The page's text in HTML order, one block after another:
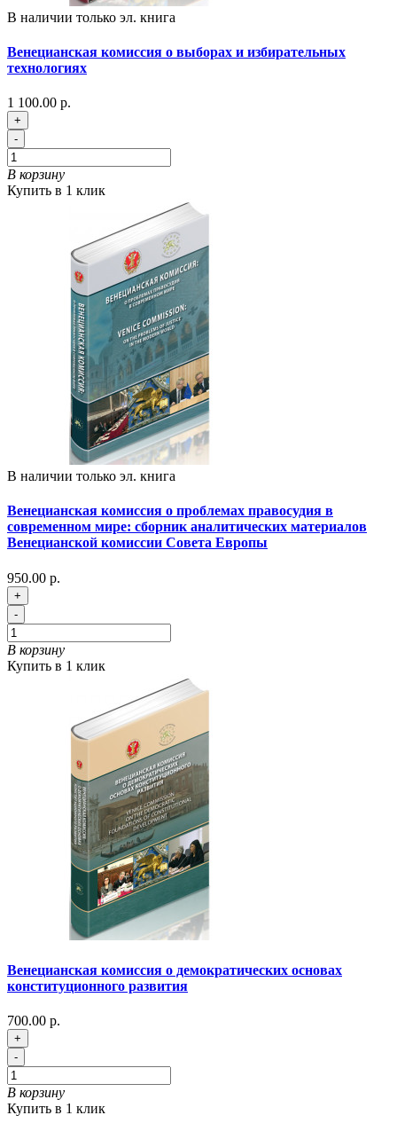
В наличии только эл. книга
Венецианская комиссия о выборах и избирательных
технологиях
1 100.00 р.
+
-
В корзину
Купить в 1 клик
В наличии только эл. книга
Венецианская комиссия о проблемах правосудия в
современном мире: сборник аналитических материалов
Венецианской комиссии Совета Европы
950.00 р.
+
-
В корзину
Купить в 1 клик
Венецианская комиссия о демократических основах
конституционного развития
700.00 р.
+
-
В корзину
Купить в 1 клик